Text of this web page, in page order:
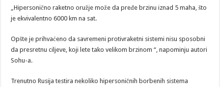
„Hipersonično raketno oružje može da pređe brzinu iznad 5 maha, što
je ekvivalentno 6000 km na sat.
Opšte je prihvaćeno da savremeni protivraketni sistemi nisu sposobni
da presretnu ciljeve, koji lete tako velikom brzinom “, napominju autori
Sohu-a.
Trenutno Rusija testira nekoliko hipersoničnih borbenih sistema